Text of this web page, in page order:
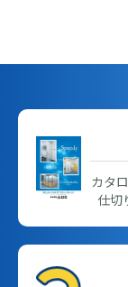
カタ
仕切